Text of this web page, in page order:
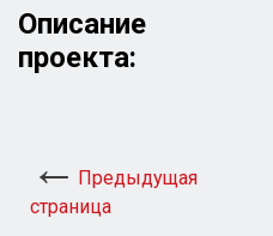
Описание
проекта:
Предыдущая
страница